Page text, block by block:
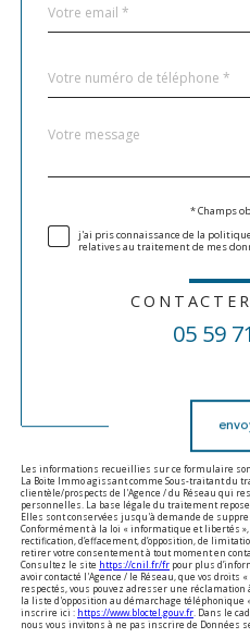
*
*
Fieldset
Message
*
* Champs
j'ai pris connaissance de la
relatives au traitement de mes
05 59
Les informations recueillies sur ce formulaire
La Boite Immo agissant comme Sous-traitant du
clientèle/prospects de l'Agence / du Réseau qui
personnelles. La base légale du traitement
Elles sont conservées jusqu'à demande de
Conformément à la loi « informatique et libertés »,
rectification, d’effacement, d’opposition, de
retirer votre consentement à tout moment en
Consultez le site https://cnil.fr/fr pour plus
avoir contacté l'Agence / le Réseau, que vos droits
respectés, vous pouvez adresser une réclamation
la liste d'opposition au démarchage téléphonique
inscrire ici : https://www.bloctel.gouv.fr . Dans le
nous vous invitons à ne pas inscrire de Données